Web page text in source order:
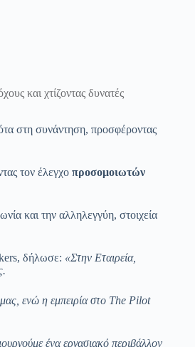
και χτίζοντας δυνατές
στη συνάντηση, προσφέροντας
τον έλεγχο προσομοιωτών
και την αλληλεγγύη, στοιχεία
δήλωσε: «Στην Εταιρεία,
ενώ η εμπειρία στο The Pilot
ένα εργασιακό περιβάλλον